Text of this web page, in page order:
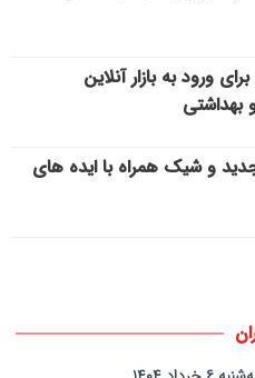
ورود به بازار آنلاین
و شیک همراه با ایده های